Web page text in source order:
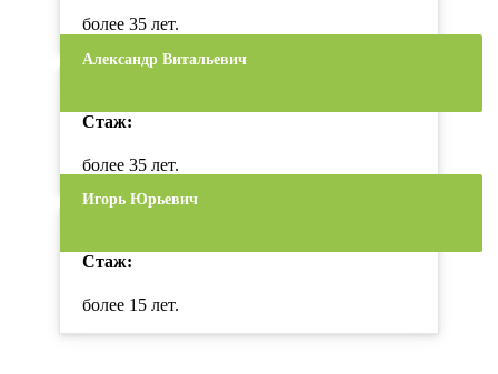
более 35 лет.
Александр Витальевич
Стаж:
более 35 лет.
Игорь Юрьевич
Стаж:
более 15 лет.